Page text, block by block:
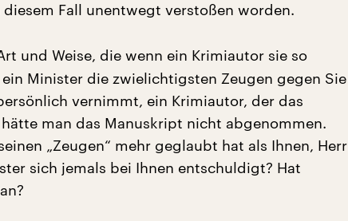
Fall unentwegt verstoßen worden.
und Weise, die wenn ein Krimiautor sie so
Minister die zwielichtigsten Zeugen gegen Sie
vernimmt, ein Krimiautor, der das
man das Manuskript nicht abgenommen.
„Zeugen“ mehr geglaubt hat als Ihnen, Herr
sich jemals bei Ihnen entschuldigt? Hat